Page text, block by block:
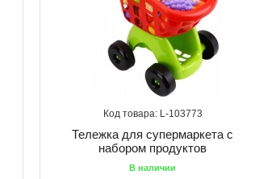
103773
Тележка для супермаркета с
набором продуктов